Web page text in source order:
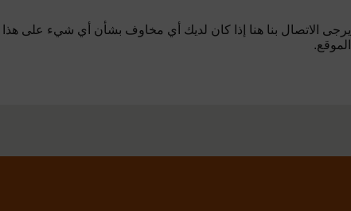
يرجى الاتصال بنا هنا إذا كان لديك أي مخاوف بشأن أي شيء على هذا
الموقع.